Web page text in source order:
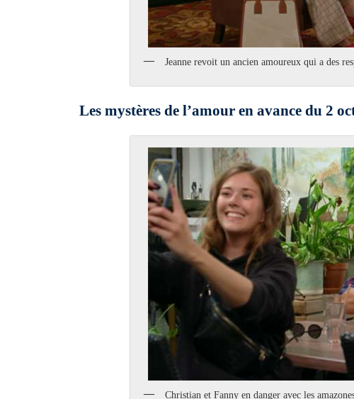
Jeanne revoit un ancien amoureux qui a des
Les mystères de l’amour en avance du 2
Christian et Fanny en danger avec les